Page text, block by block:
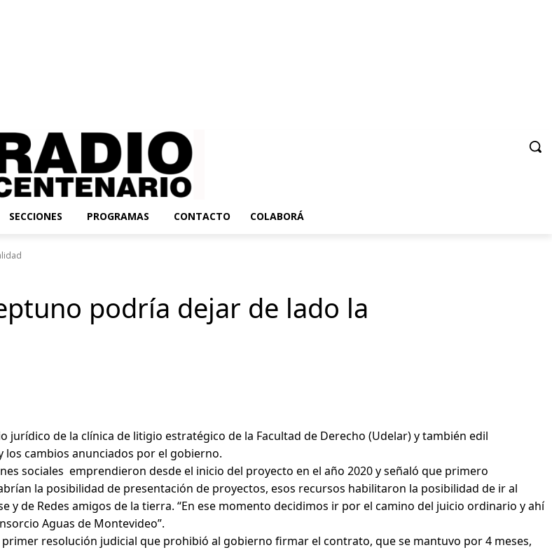
SECCIONES PROGRAMAS CONTACTO COLABORÁ
podría dejar de lado la
jurídico de la clínica de litigio estratégico de la Facultad de Derecho (Udelar) y también edil
cambios anunciados por el gobierno.
sociales emprendieron desde el inicio del proyecto en el año 2020 y señaló que primero
la posibilidad de presentación de proyectos, esos recursos habilitaron la posibilidad de ir al
y de Redes amigos de la tierra. “En ese momento decidimos ir por el camino del juicio ordinario y ahí
Aguas de Montevideo”.
resolución judicial que prohibió al gobierno firmar el contrato, que se mantuvo por 4 meses,